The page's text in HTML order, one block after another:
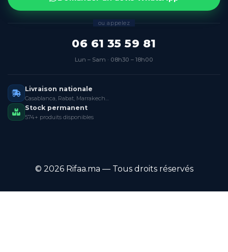
ou appelez
06 61 35 59 81
Lun – Sam · 08h30 – 18h00
Livraison nationale
Casablanca, Rabat, Marrakech…
Stock permanent
574+ produits disponibles
© 2026 Rifaa.ma — Tous droits réservés